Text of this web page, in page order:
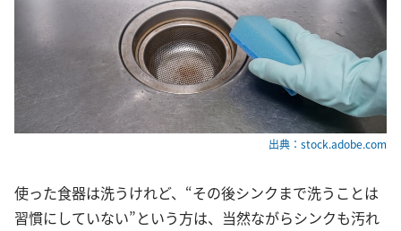
出典：stock.adobe.com
使った食器は洗うけれど、“その後シンクまで洗うことは
習慣にしていない”という方は、当然ながらシンクも汚れ